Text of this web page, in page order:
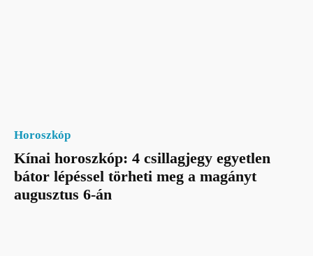
Horoszkóp
Kínai horoszkóp: 4 csillagjegy egyetlen
bátor lépéssel törheti meg a magányt
augusztus 6-án